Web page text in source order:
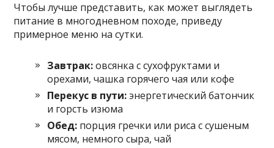
Чтобы лучше представить, как может выглядеть
питание в многодневном походе, приведу
примерное меню на сутки.
Завтрак:овсянка с сухофруктами и
орехами, чашка горячего чая или кофе
Перекус в пути:энергетический батончик
и горсть изюма
Обед: порция гречки или риса с сушеным
мясом, немного сыра, чай